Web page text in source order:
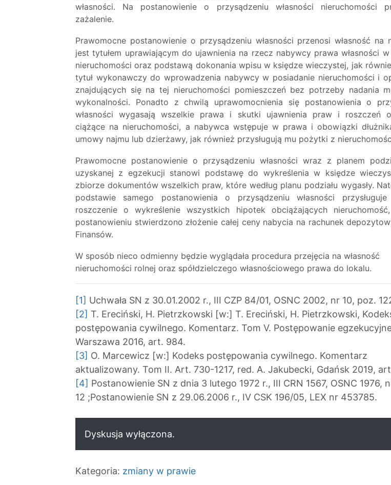
własności. Na postanowienie o przysądzeniu własności nieruchomości
zażalenie.
Prawomocne postanowienie o przysądzeniu własności przenosi własność na
jest tytułem uprawiającym do ujawnienia na rzecz nabywcy prawa własności
nieruchomości oraz podstawą dokonania wpisu w księdze wieczystej, jak
tytuł wykonawczy do wprowadzenia nabywcy w posiadanie nieruchomości i
znajdujących się na tej nieruchomości pomieszczeń bez potrzeby nadania
wykonalności. Ponadto z chwilą uprawomocnienia się postanowienia o
własności wygasają wszelkie prawa i skutki ujawnienia praw i roszczeń
ciążące na nieruchomości, a nabywca wstępuje w prawa i obowiązki
umowy najmu lub dzierżawy, jak również przysługują mu pożytki z
Prawomocne postanowienie o przysądzeniu własności wraz z planem
uzyskanej z egzekucji stanowi podstawę do wykreślenia w księdze
zbiorze dokumentów wszelkich praw, które według planu podziału wygasły.
podstawie samego postanowienia o przysądzeniu własności
roszczenie o wykreślenie wszystkich hipotek obciążających
postanowieniu stwierdzono złożenie całej ceny nabycia na rachunek
Finansów.
W sposób nieco odmienny będzie wyglądała procedura przejęcia na własność
nieruchomości rolnej oraz spółdzielczego własnościowego prawa do lokalu.
[1] Uchwała SN z 30.01.2002 r., III CZP 84/01, OSNC 2002, nr 10, poz.
[2] T. Ereciński, H. Pietrzkowski [w:] T. Ereciński, H. Pietrzkowski,
postępowania cywilnego. Komentarz. Tom V. Postępowanie
Warszawa 2016, art. 984.
[3] O. Marcewicz [w:] Kodeks postępowania cywilnego. Komentarz
aktualizowany. Tom II. Art. 730-1217, red. A. Jakubecki, Gdańsk 2019,
[4] Postanowienie SN z dnia 3 lutego 1972 r., III CRN 1567, OSNC 1976,
12 ;Postanowienie SN z 29.06.2006 r., IV CSK 196/05, LEX nr 453785.
Dyskusja wyłączona.
Kategoria: zmiany w prawie